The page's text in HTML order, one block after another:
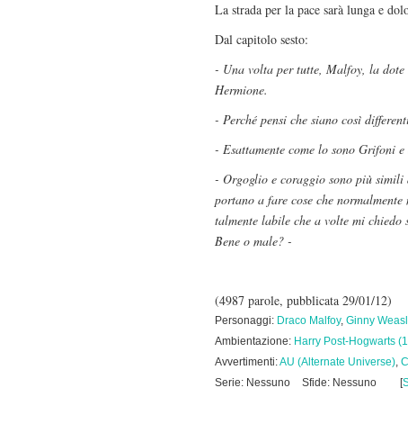
La strada per la pace sarà lunga e
Dal capitolo sesto:
- Una volta per tutte, Malfoy, la
Hermione.
- Perché pensi che siano così
- Esattamente come lo sono Grifoni
- Orgoglio e coraggio sono più simili
portano a fare cose che
talmente labile che a volte mi chiedo
Bene o male? -
(4987 parole, pubblicata 29/01/12)
Personaggi: Draco Malfoy, Ginny
Ambientazione: Harry Post-Hogwarts
Avvertimenti:AU (Alternate Universe),
Serie: Nessuno
Sfide: Nessuno [